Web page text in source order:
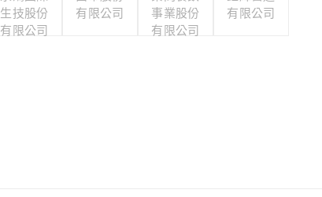
生技股份
有限公司
有限公司
事業股份
有限公司
有限公司